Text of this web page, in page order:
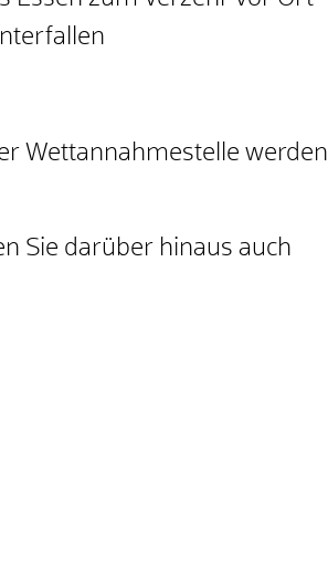
Wettannahmestelle werden
Sie darüber hinaus auch